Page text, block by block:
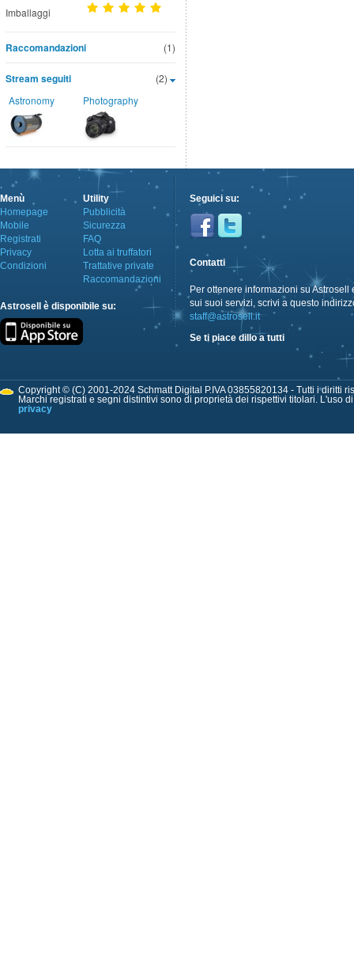
Imballaggi
(1)
Raccomandazioni
(2)
Stream seguiti
Astronomy Photography
Menù
Homepage
Mobile
Registrati
Privacy
Condizioni
Utility
Pubblicità
Sicurezza
FAQ
Lotta ai truffatori
Trattative private
Raccomandazioni
Astrosell è disponibile su:
Seguici su:
Contatti
Per ottenere informazioni su Astrosell
sui suoi servizi, scrivi a questo
staff@astrosell.it
Se ti piace dillo a tutti
Copyright © (C) 2001-2024 Schmatt Digital P.IVA 03855820134 - Tutti i diritti
Marchi registrati e segni distintivi sono di proprietà dei rispettivi titolari. L'uso
privacy